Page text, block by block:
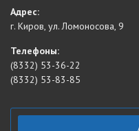
Адрес:
г. Киров, ул. Ломоносова, 9
Телефоны:
(8332) 53-36-22
(8332) 53-83-85